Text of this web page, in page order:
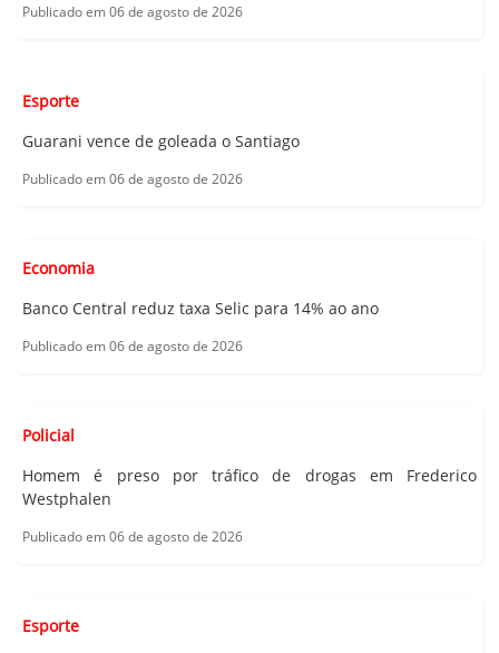
Publicado em 06 de agosto de 2026
Esporte
Guarani vence de goleada o Santiago
Publicado em 06 de agosto de 2026
Economia
Banco Central reduz taxa Selic para 14% ao ano
Publicado em 06 de agosto de 2026
Policial
Homem é preso por tráfico de drogas em Frederico
Westphalen
Publicado em 06 de agosto de 2026
Esporte